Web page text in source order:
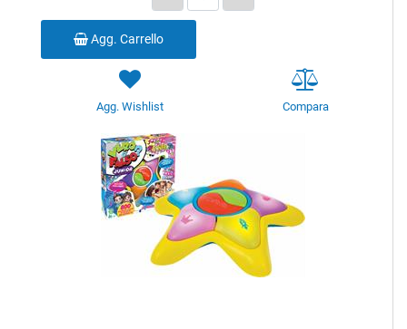
Agg. Carrello
Agg. Wishlist Compara